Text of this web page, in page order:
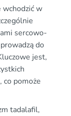
wchodzić w
sercowo-
do
jest,
co pomoże
tadalafil,